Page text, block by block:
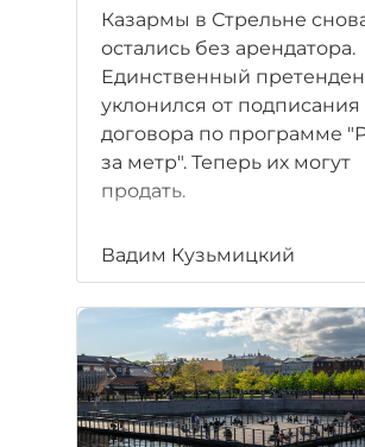
Казармы в Стрельне
остались без арендатора.
Единственный
уклонился от подписания
договора по программе
за метр". Теперь их могут
продать.
Вадим Кузьмицкий